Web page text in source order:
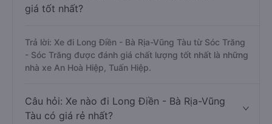
giá tốt nhất?
Trả lời: Xe đi Long Điền - Bà Rịa-Vũng Tàu từ Sóc Trăng
- Sóc Trăng được đánh giá chất lượng tốt nhất là những
nhà xe An Hoà Hiệp, Tuấn Hiệp.
Câu hỏi: Xe nào đi Long Điền - Bà Rịa-Vũng
Tàu có giá rẻ nhất?